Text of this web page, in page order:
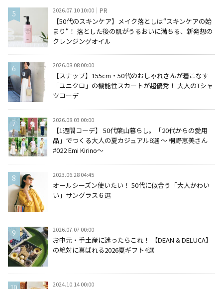
2026.07.10 10:00 PR
【50代のスキンケア】メイク落としは“スキンケアの始
まり“！ 落とした後の肌がうるおいに満ちる、新発想の
クレンジングオイル
2026.08.08 00:00
【スナップ】155cm・50代のおしゃれさんが着こなす
「ユニクロ」の機能性スカートが超優秀！ 大人のTシャ
ツコーデ
2026.08.03 00:00
【1週間コーデ】 50代葉山暮らし。「20代からの愛用
品」でつくる大人の夏カジュアル8選 ～ 桐野恵美さん
#022 Emi Kirino～
2023.06.28 04:45
オールシーズン使いたい！ 50代に似合う「大人かわい
い」サングラス６選
2026.07.07 00:00
お中元・手土産に迷ったらこれ！ 【DEAN & DELUCA】
の絶対に喜ばれる2026夏ギフト4選
2024.10.14 00:00